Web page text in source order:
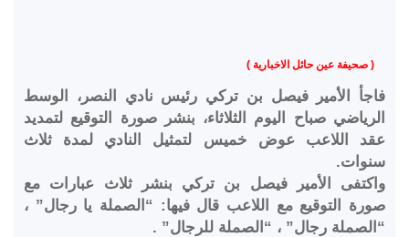
( صحيفة عين حائل الاخبارية )
فاجأ الأمير فيصل بن تركي رئيس نادي النصر، الوسط
الرياضي صباح اليوم الثلاثاء، بنشر صورة التوقيع لتمديد
عقد اللاعب عوض خميس لتمثيل النادي لمدة ثلاث
سنوات.
واكتفى الأمير فيصل بن تركي بنشر ثلاث عبارات مع
صورة التوقيع مع اللاعب قال فيها: “‏الصملة يا رجال” ،
“الصملة رجال” ، “الصملة للرجال” .